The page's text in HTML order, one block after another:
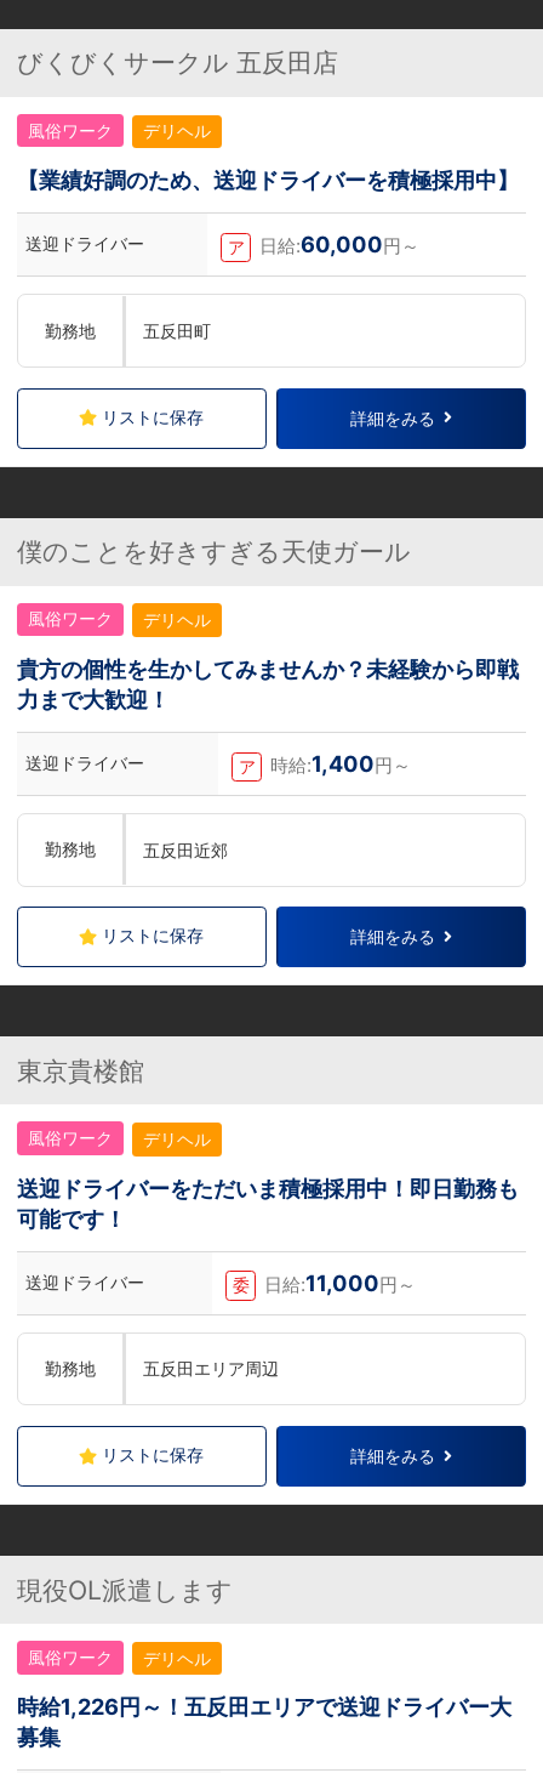
びくびくサークル 五反田店
風俗ワーク デリヘル
【業績好調のため、送迎ドライバーを積極採用中】
送迎ドライバー ア 日給:60,000円～
勤務地 五反田町
リストに保存 詳細をみる
僕のことを好きすぎる天使ガール
風俗ワーク デリヘル
貴方の個性を生かしてみませんか？未経験から即戦
力まで大歓迎！
送迎ドライバー ア 時給:1,400円～
勤務地 五反田近郊
リストに保存 詳細をみる
東京貴楼館
風俗ワーク デリヘル
送迎ドライバーをただいま積極採用中！即日勤務も
可能です！
送迎ドライバー 委 日給:11,000円～
勤務地 五反田エリア周辺
リストに保存 詳細をみる
現役OL派遣します
風俗ワーク デリヘル
時給1,226円～！五反田エリアで送迎ドライバー大
募集